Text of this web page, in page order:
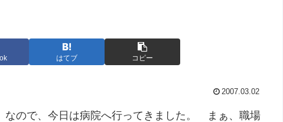
はてブ コピー
2007.03.02
ので、今日は病院へ行ってきました。 まぁ、職場